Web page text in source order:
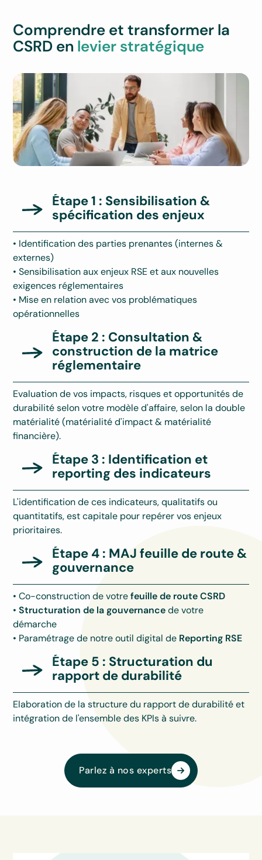
Comprendre et transformer la
CSRD en levier stratégique
Étape 1 : Sensibilisation &
spécification des enjeux
• Identification des parties prenantes (internes &
externes)
• Sensibilisation aux enjeux RSE et aux nouvelles
exigences réglementaires
• Mise en relation avec vos problématiques
opérationnelles
Étape 2 : Consultation &
construction de la matrice
réglementaire
Evaluation de vos impacts, risques et opportunités de
durabilité selon votre modèle d'affaire, selon la double
matérialité (matérialité d'impact & matérialité
financière).
Étape 3 : Identification et
reporting des indicateurs
L'identification de ces indicateurs, qualitatifs ou
quantitatifs, est capitale pour repérer vos enjeux
prioritaires.
Étape 4 : MAJ feuille de route &
gouvernance
• Co-construction de votrefeuille de route CSRD
•Structuration de la gouvernancede votre
démarche
• Paramétrage de notre outil digital de Reporting RSE
Étape 5 : Structuration du
rapport de durabilité
Elaboration de la structure du rapport de durabilité et
intégration de l'ensemble des KPIs à suivre.
‍Parlez à nos experts